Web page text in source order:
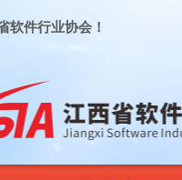
软件行业协会！